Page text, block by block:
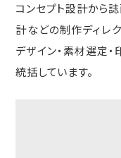
コンセプト設計から
計などの制作ディレ
デザイン・素材選定
統括しています。